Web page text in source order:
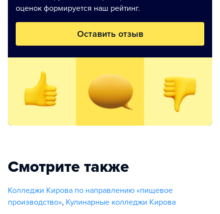
оценок формируется наш рейтинг.
Оставить отзыв
Смотрите также
Колледжи Кирова по направлению «пищевое
производство», Кулинарные колледжи Кирова